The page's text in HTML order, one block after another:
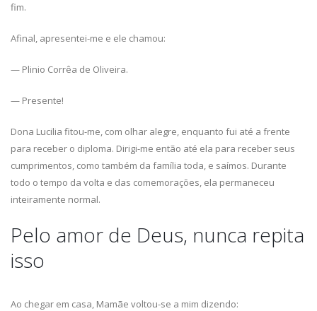
fim.
Afinal, apresentei-me e ele chamou:
— Plinio Corrêa de Oliveira.
— Presente!
Dona Lucilia fitou-me, com olhar alegre, enquanto fui até a frente
para receber o diploma. Dirigi-me então até ela para receber seus
cumprimentos, como também da família toda, e saímos. Durante
todo o tempo da volta e das comemorações, ela permaneceu
inteiramente normal.
Pelo amor de Deus, nunca repita
isso
Ao chegar em casa, Mamãe voltou-se a mim dizendo: